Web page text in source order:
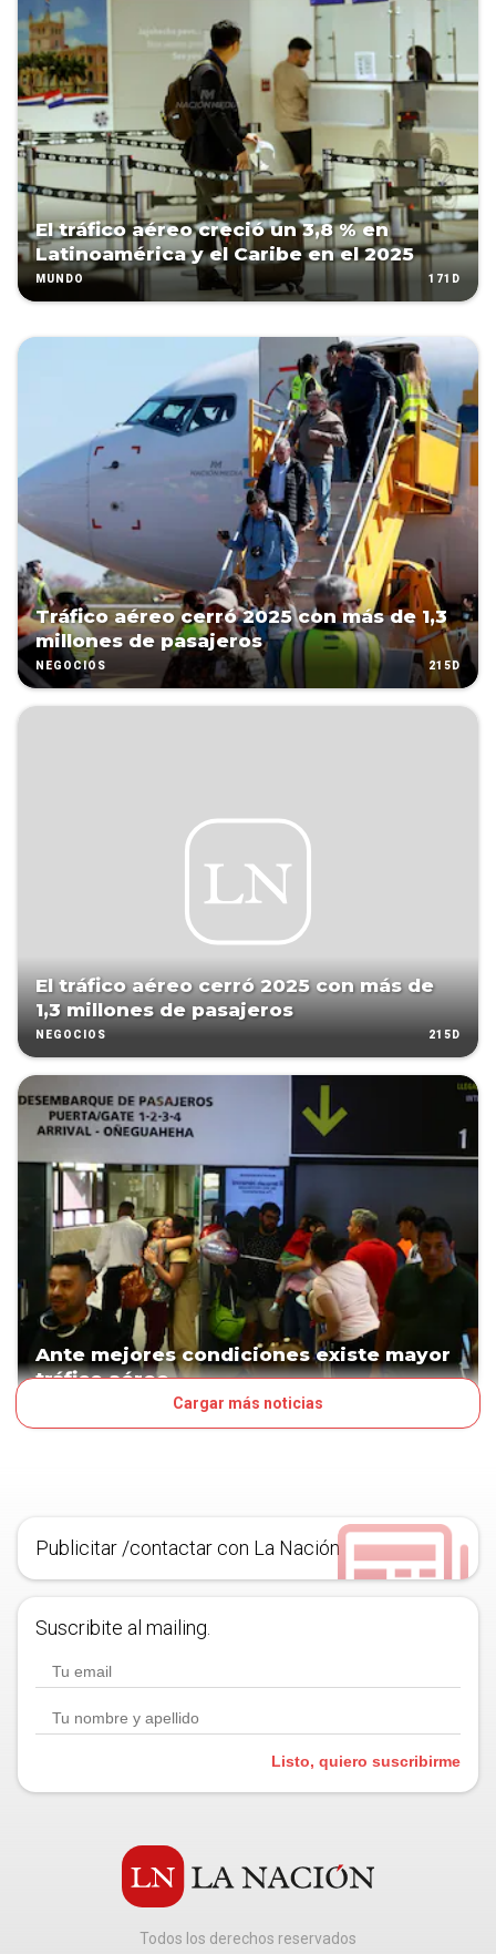
El tráfico aéreo creció un 3,8 % en
Latinoamérica y el Caribe en el 2025
MUNDO 171D
Tráfico aéreo cerró 2025 con más de 1,3
millones de pasajeros
NEGOCIOS 215D
El tráfico aéreo cerró 2025 con más de
1,3 millones de pasajeros
NEGOCIOS 215D
Ante mejores condiciones existe mayor
tráfico aéreo
Cargar más noticias
Publicitar /contactar con La Nación
Suscribite al mailing.
Listo, quiero suscribirme
Todos los derechos reservados